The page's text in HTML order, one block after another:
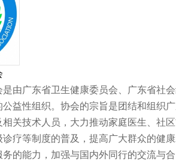
是由广东省卫生健康委员会、广东省社
益性组织。协会的宗旨是团结和组织
关技术人员，大力推动家庭医生、社
疗等制度的普及，提高广大群众的健
的能力，加强与国内外同行的交流与合